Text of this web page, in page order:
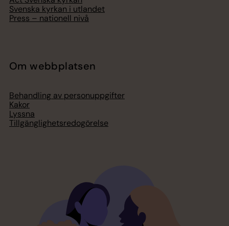
Svenska kyrkan i utlandet
Press – nationell nivå
Om webbplatsen
Behandling av personuppgifter
Kakor
Lyssna
Tillgänglighetsredogörelse